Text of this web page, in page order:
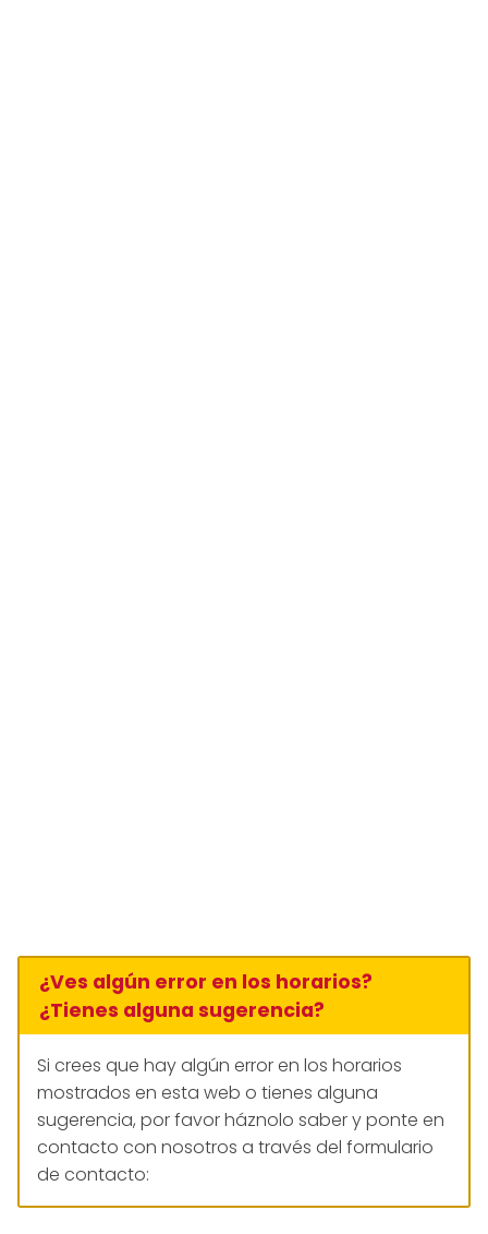
¿Ves algún error en los horarios?
¿Tienes alguna sugerencia?
Si crees que hay algún error en los horarios
mostrados en esta web o tienes alguna
sugerencia, por favor háznolo saber y ponte en
contacto con nosotros a través del formulario
de contacto: